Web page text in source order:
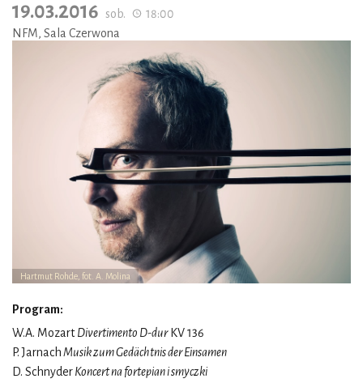
Hartmut Rohde, fot. A. Molina
19.03.2016 sob.
18:00
NFM, Sala Czerwona
Program:
W.A. MozartDivertimento D-durKV 136
P. JarnachMusik zum Gedächtnis der Einsamen
D. SchnyderKoncert na fortepian i smyczki